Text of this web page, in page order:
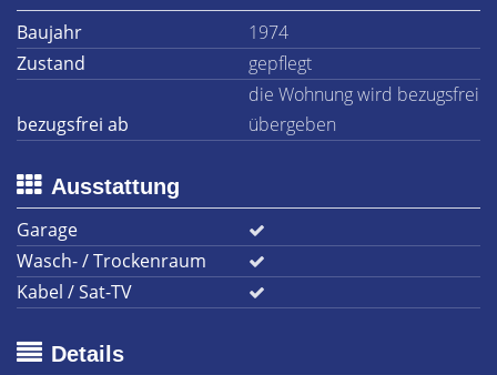
Baujahr
1974
Zustand
gepflegt
bezugsfrei ab
die Wohnung wird bezugsfrei
übergeben
Ausstattung
Garage
Wasch- / Trockenraum
Kabel / Sat-TV
Details